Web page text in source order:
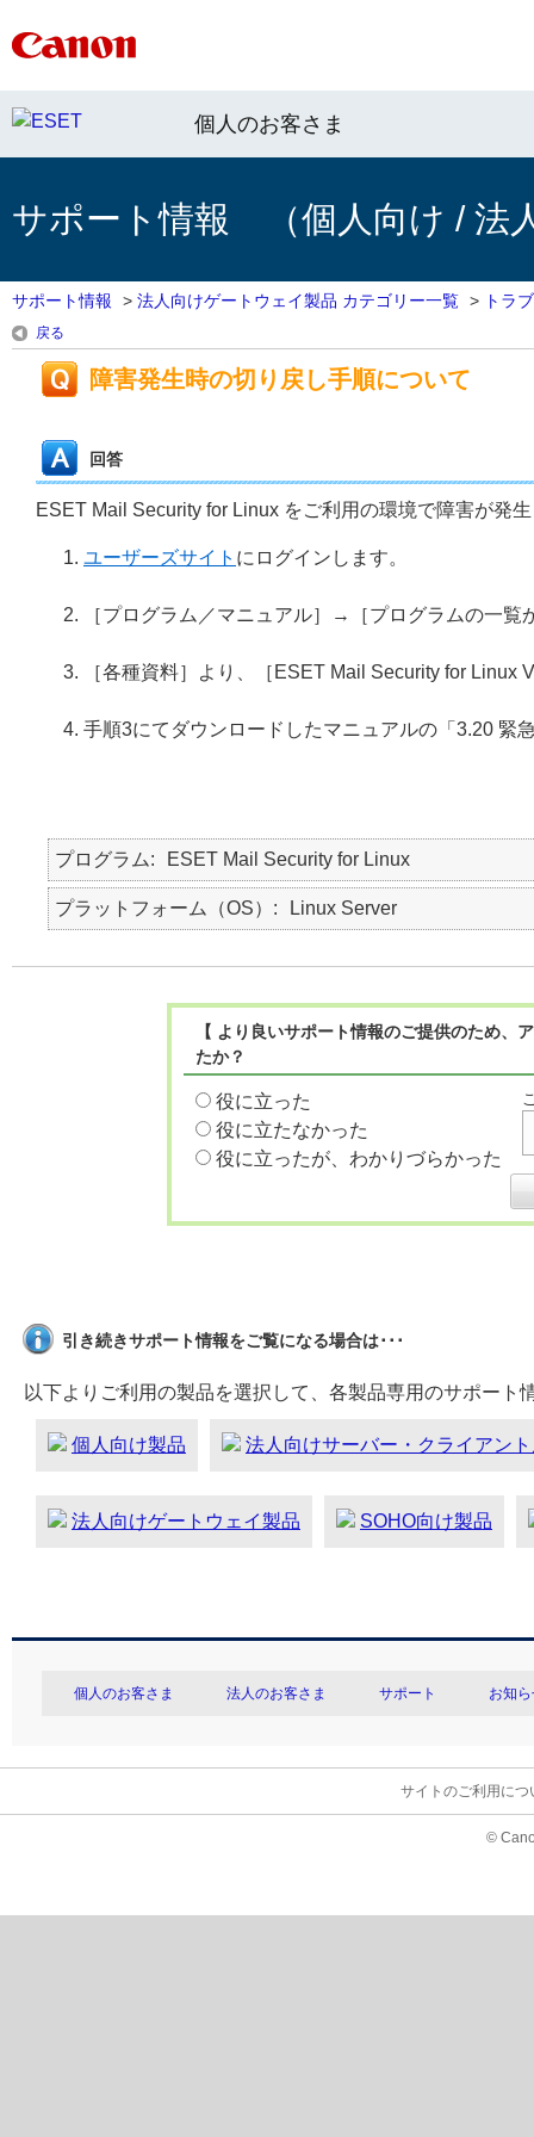
個人のお客さま
サポート情報 （個人向け / 法
サポート情報 > 法人向けゲートウェイ製品 カテゴリー一覧 > トラ
戻る
障害発生時の切り戻し手順について
回答
ESET Mail Security for Linux をご利用の環境で障害が発
ユーザーズサイト にログインします。
［プログラム／マニュアル］→［プログラムの一
［各種資料］より、［ESET Mail Security for
手順3にてダウンロードしたマニュアルの「3.20 緊
プログラム ESET Mail Security for Linux
プラットフォーム（OS） Linux Server
【 より良いサポート情報のご提供のため
たか？
役に立った
役に立たなかった
役に立ったが、わかりづらかった
引き続きサポート情報をご覧になる場合は･･･
以下よりご利用の製品を選択して、各製品専用のサポート
個人向け製品 法人向けサーバー・クライアン
法人向けゲートウェイ製品 SOHO向け製品
個人のお客さま 法人のお客さま サポート お知
サイトのご利用につ
©